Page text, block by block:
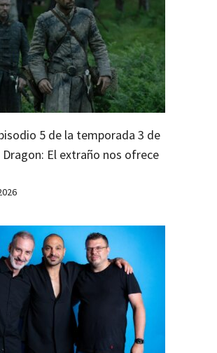
5 de la temporada 3 de
El extraño nos ofrece